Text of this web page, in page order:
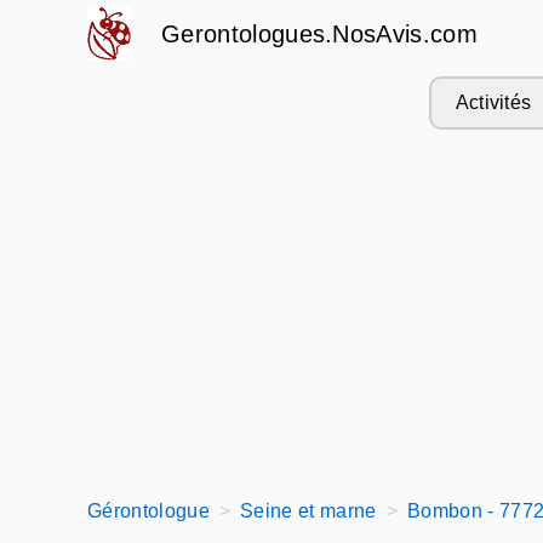
Gerontologues.NosAvis.com
Activités
Gérontologue Seine et marne Bombon -